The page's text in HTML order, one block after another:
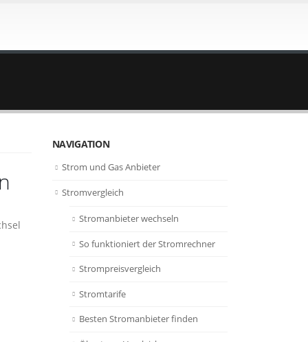
NAVIGATION
Strom und Gas Anbieter
Stromvergleich
Stromanbieter wechseln
So funktioniert der Stromrechner
Strompreisvergleich
Stromtarife
Besten Stromanbieter finden